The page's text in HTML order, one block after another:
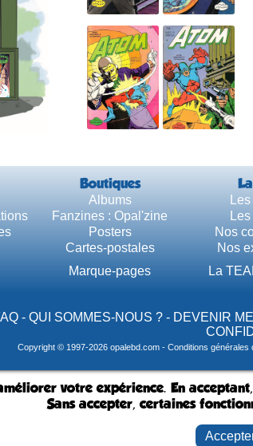
Plus d'informations
Boutiques
Albums
Fanzines : Opal'zine
Posters Nos
Cartes-postales Nos
Marque-pages La
- QUI SOMMES-NOUS ? - DEVENIR
Copyright © 1997-2026 opalebd.com - Conditions générales
votre expérience. En
Sans accepter, certaines